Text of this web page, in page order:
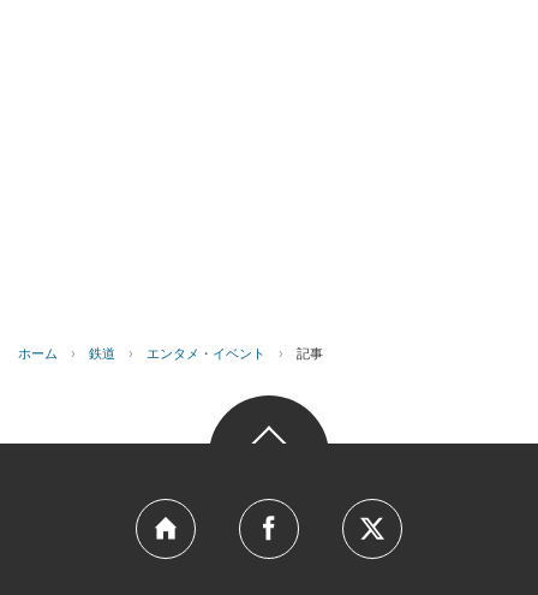
ホーム › 鉄道 › エンタメ・イベント › 記事